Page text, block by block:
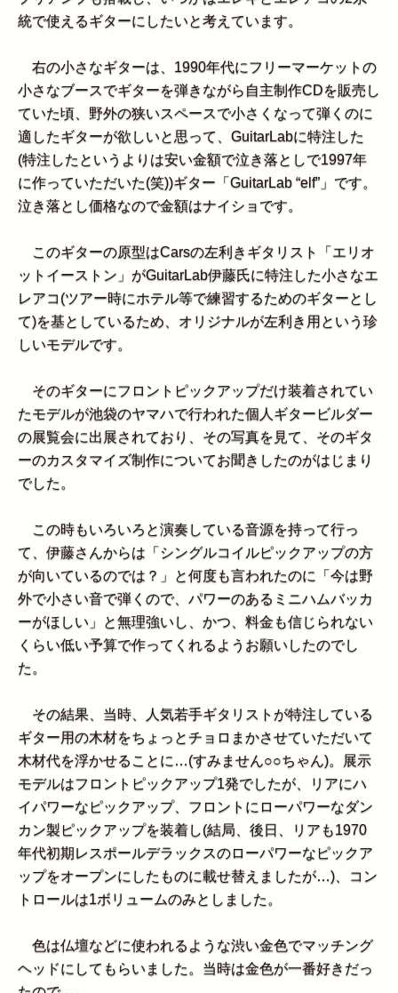
統で使えるギターにしたいと考えています。
右の小さなギターは、1990年代にフリーマーケットの
小さなブースでギターを弾きながら自主制作CDを販売し
ていた頃、野外の狭いスペースで小さくなって弾くのに
適したギターが欲しいと思って、GuitarLabに特注した
(特注したというよりは安い金額で泣き落としで1997年
に作っていただいた(笑))ギター「GuitarLab “elf”」です。
泣き落とし価格なので金額はナイショです。
このギターの原型はCarsの左利きギタリスト「エリオ
ットイーストン」がGuitarLab伊藤氏に特注した小さなエ
レアコ(ツアー時にホテル等で練習するためのギターとし
て)を基としているため、オリジナルが左利き用という珍
しいモデルです。
そのギターにフロントピックアップだけ装着されてい
たモデルが池袋のヤマハで行われた個人ギタービルダー
の展覧会に出展されており、その写真を見て、そのギタ
ーのカスタマイズ制作についてお聞きしたのがはじまり
でした。
この時もいろいろと演奏している音源を持って行っ
て、伊藤さんからは「シングルコイルピックアップの方
が向いているのでは？」と何度も言われたのに「今は野
外で小さい音で弾くので、パワーのあるミニハムバッカ
ーがほしい」と無理強いし、かつ、料金も信じられない
くらい低い予算で作ってくれるようお願いしたのでし
た。
その結果、当時、人気若手ギタリストが特注している
ギター用の木材をちょっとチョロまかさせていただいて
木材代を浮かせることに…(すみません○○ちゃん)。展示
モデルはフロントピックアップ1発でしたが、リアにハ
イパワーなピックアップ、フロントにローパワーなダン
カン製ピックアップを装着し(結局、後日、リアも1970
年代初期レスポールデラックスのローパワーなピックア
ップをオープンにしたものに載せ替えましたが…)、コン
トロールは1ボリュームのみとしました。
色は仏壇などに使われるような渋い金色でマッチング
ヘッドにしてもらいました。当時は金色が一番好きだっ